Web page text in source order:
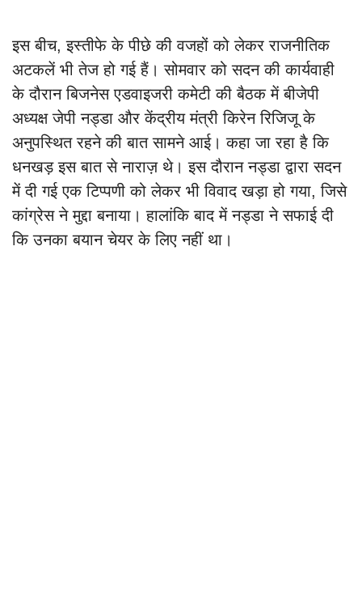
इस बीच, इस्तीफे के पीछे की वजहों को लेकर राजनीतिक
अटकलें भी तेज हो गई हैं। सोमवार को सदन की कार्यवाही
के दौरान बिजनेस एडवाइजरी कमेटी की बैठक में बीजेपी
अध्यक्ष जेपी नड्डा और केंद्रीय मंत्री किरेन रिजिजू के
अनुपस्थित रहने की बात सामने आई। कहा जा रहा है कि
धनखड़ इस बात से नाराज़ थे। इस दौरान नड्डा द्वारा सदन
में दी गई एक टिप्पणी को लेकर भी विवाद खड़ा हो गया, जिसे
कांग्रेस ने मुद्दा बनाया। हालांकि बाद में नड्डा ने सफाई दी
कि उनका बयान चेयर के लिए नहीं था।